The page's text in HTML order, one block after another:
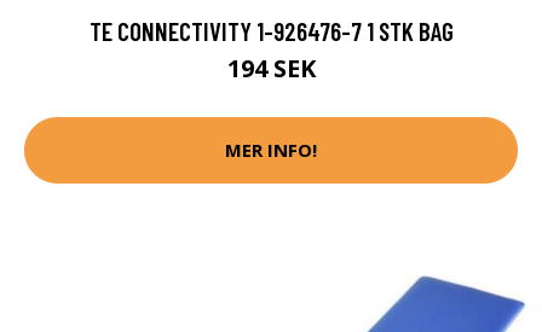
TE CONNECTIVITY 1-926476-7 1 STK BAG
194 SEK
MER INFO!